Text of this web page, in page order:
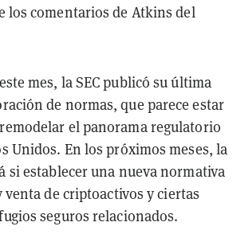
los comentarios de Atkins del
mes, la SEC publicó su última
de normas, que parece estar
el panorama regulatorio
Unidos. En los próximos meses, la
si establecer una nueva normativa
de criptoactivos y ciertas
seguros relacionados.